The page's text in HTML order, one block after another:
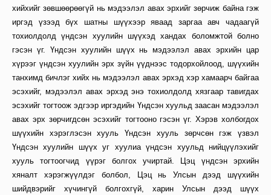
хийхийг зөвшөөрөөгүй нь мэдээлэл авах эрхийг зөрчиж байна гэж
иргэд үзээд бүх шатны шүүхээр яваад заргаа авч чадаагүй
тохиолдолд үндсэн хуулийн шүүхэд хандах боломжтой болно
гэсэн үг. Үндсэн хуулийн шүүх нь мэдээлэл авах эрхийн цар
хүрээг үндсэн хуулийн эрх зүйн үүднээс тодорхойлоод, шүүхийн
танхимд бичлэг хийх нь мэдээлэл авах эрхэд хэр хамаарч байгаа
эсэхийг, мэдээлэл авах эрхэд энэ тохиолдолд хязгаар тавигдах
эсэхийг тогтоож эдгээр иргэдийн Үндсэн хуульд заасан мэдээлэл
авах эрх зөрчигдсөн эсэхийг тогтооно гэсэн үг. Хэрэв холбогдох
шүүхийн хэрэглэсэн хууль Үндсэн хууль зөрчсөн гэж үзвэл
Үндсэн хуулийн шүүх уг хуулиа үндсэн хуульд нийцүүлэхийг
хууль тогтоогчид үүрэг болгох учиртай. Цэц үндсэн эрхийн
хяналт хэрэгжүүлдэг болбол, Цэц нь Улсын дээд шүүхийн
шийдвэрийг хүчингүй болгохгүй, харин Улсын дээд шүүх